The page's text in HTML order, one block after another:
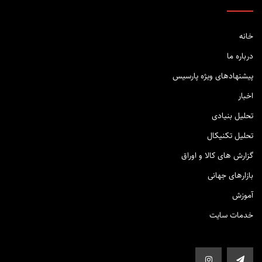
خانه
درباره ما
پیشنهادهای ویژه پارسیس
اخبار
تحلیل بنیادی
تحلیل تکنیکال
گزارش های کالا و اوراق
بازارهای جهانی
آموزش
خدمات سایت